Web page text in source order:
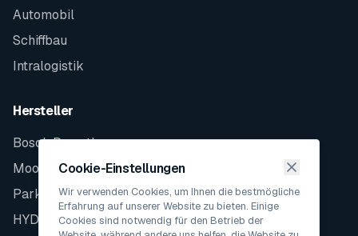
Automobil
Schiffbau
Intralogistik
Hersteller
Bosch Rexroth
Moog
Parker
HYDAC
Cookie-Einstellungen
Wir verwenden Cookies, um Ihnen die bestmögliche
Erfahrung auf unserer Website zu bieten. Einige
Cookies sind notwendig für den Betrieb der